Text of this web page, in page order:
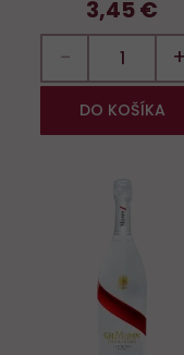
3,45 €
− +
DO KOŠÍKA